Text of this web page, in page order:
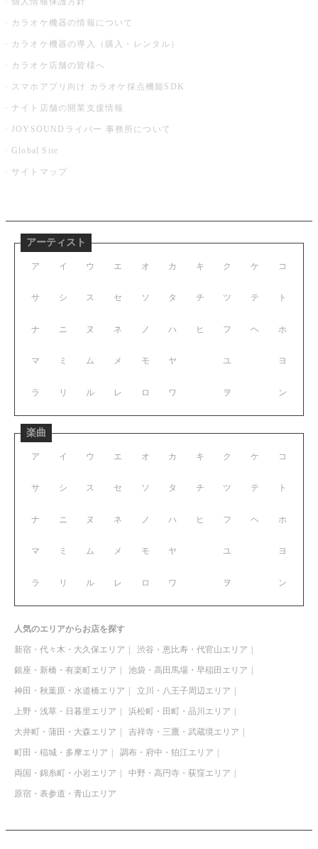
カラオケ機器の情報について
カラオケ機器の導入（購入・レンタル）
カラオケ店舗の皆様へ
スマホアプリ向け カラオケ採点機能SDK
ナイト店舗の開業支援情報
JOYSOUNDライバー 事務所について
Global Site
サイトマップ
アーティスト
ア イ ウ エ オ
サ シ ス セ ソ
ナ ニ ヌ ネ ノ
マ ミ ム メ モ
ラ リ ル レ ロ
カ キ ク ケ コ
タ チ ツ テ ト
ハ ヒ フ ヘ ホ
ヤ ユ ヨ
ワ ヲ ン
楽曲
ア イ ウ エ オ
サ シ ス セ ソ
ナ ニ ヌ ネ ノ
マ ミ ム メ モ
ラ リ ル レ ロ
カ キ ク ケ コ
タ チ ツ テ ト
ハ ヒ フ ヘ ホ
ヤ ユ ヨ
ワ ヲ ン
人気のエリアからお店を探す
新宿・代々木・大久保エリア 渋谷・恵比寿・代官山エリア
銀座・新橋・有楽町エリア 池袋・高田馬場・早稲田エリア
神田・秋葉原・水道橋エリア 立川・八王子周辺エリア
上野・浅草・日暮里エリア 浜松町・田町・品川エリア
大井町・蒲田・大森エリア 吉祥寺・三鷹・武蔵境エリア
町田・稲城・多摩エリア 調布・府中・狛江エリア
両国・錦糸町・小岩エリア 中野・高円寺・荻窪エリア
原宿・表参道・青山エリア